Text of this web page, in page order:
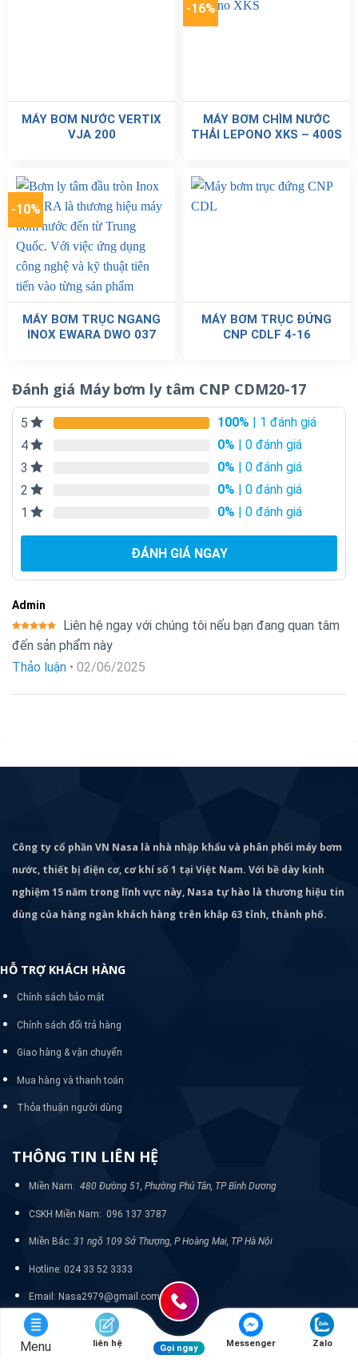
MÁY BƠM NƯỚC VERTIX
VJA 200
-16%
MÁY BƠM CHÌM NƯỚC
THẢI LEPONO XKS – 400S
-10%
MÁY BƠM TRỤC NGANG
INOX EWARA DWO 037
MÁY BƠM TRỤC ĐỨNG
CNP CDLF 4-16
Đánh giá Máy bơm ly tâm CNP CDM20-17
5 100% | 1 đánh giá
4
0% | 0 đánh giá
3
0% | 0 đánh giá
2
0% | 0 đánh giá
1
0% | 0 đánh giá
ĐÁNH GIÁ NGAY
Admin
Được xếp
hạng
55
Liên hệ ngay với chúng tôi nếu bạn đang quan tâm
đến sản phẩm này
Thảo luận • 02/06/2025
Công ty cổ phần VN Nasa là nhà nhập khẩu và phân phối máy bơm
nước, thiết bị điện cơ, cơ khí số 1 tại Việt Nam. Với bề dày kinh
nghiệm 15 năm trong lĩnh vực này, Nasa tự hào là thương hiệu tin
dùng của hàng ngàn khách hàng trên khắp 63 tỉnh, thành phố.
HỖ TRỢ KHÁCH HÀNG
Chính sách bảo mật
Chính sách đổi trả hàng
Giao hàng & vận chuyển
Mua hàng và thanh toán
Thỏa thuận người dùng
THÔNG TIN LIÊN HỆ
Miền Nam: 480 Đường 51, Phường Phú Tân, TP Bình Dương
CSKH Miền Nam: 096 137 3787
Miền Bắc: 31 ngõ 109 Sở Thượng, P Hoàng Mai, TP Hà Nội
Hotline: 024 33 52 3333
Email: Nasa2979@gmail.com
Menu liên hệ Gọi ngay Messenger Zalo